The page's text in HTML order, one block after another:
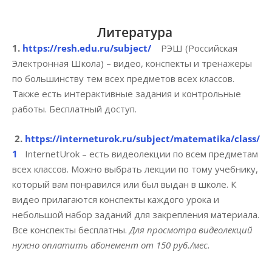
Литература
1. https://resh.edu.ru/subject/
РЭШ (Российская
Электронная Школа) – видео, конспекты и тренажеры
по большинству тем всех предметов всех классов.
Также есть интерактивные задания и контрольные
работы. Бесплатный доступ.
2. https://interneturok.ru/subject/matematika/class/
1
InternetUrok – есть видеолекции по всем предметам
всех классов. Можно выбрать лекции по тому учебнику,
который вам понравился или был выдан в школе. К
видео прилагаются конспекты каждого урока и
небольшой набор заданий для закрепления материала.
Все конспекты бесплатны. Для просмотра видеолекций
нужно оплатить абонемент от 150 руб./мес.